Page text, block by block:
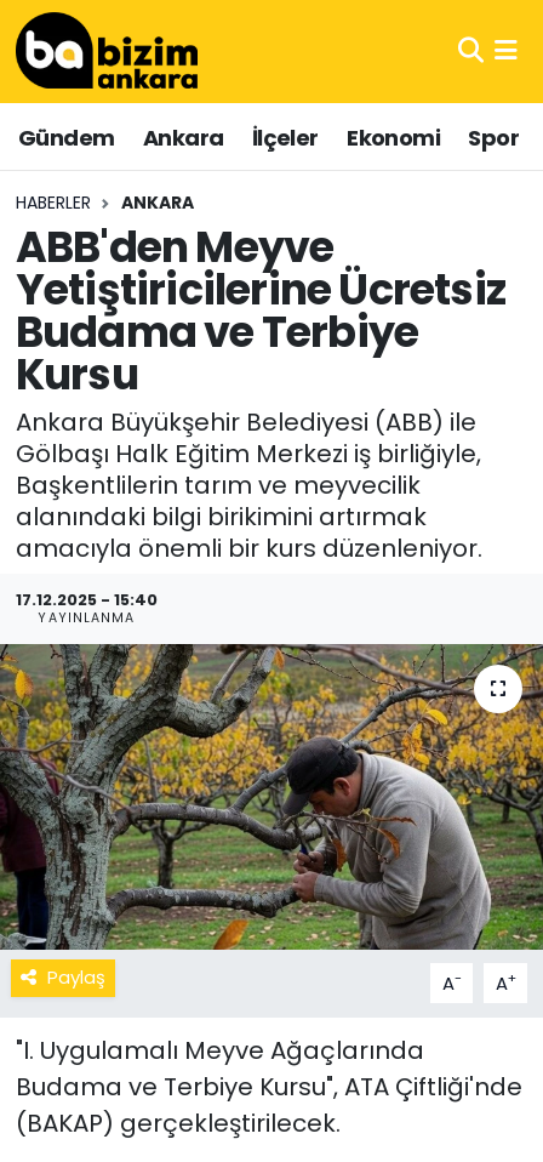
Gündem Ankara İlçeler Ekonomi Spor
HABERLER ANKARA
ABB'den Meyve
Yetiştiricilerine Ücretsiz
Budama ve Terbiye
Kursu
Ankara Büyükşehir Belediyesi (ABB) ile
Gölbaşı Halk Eğitim Merkezi iş birliğiyle,
Başkentlilerin tarım ve meyvecilik
alanındaki bilgi birikimini artırmak
amacıyla önemli bir kurs düzenleniyor.
17.12.2025 - 15:40
YAYINLANMA
Paylaş A- A+
"I. Uygulamalı Meyve Ağaçlarında
Budama ve Terbiye Kursu", ATA Çiftliği'nde
(BAKAP) gerçekleştirilecek.
Hava Durumu
Trafik Durumu
Süper Lig Puan Durumu ve Fikstür
Tüm Manşetler
Son Dakika Haberleri